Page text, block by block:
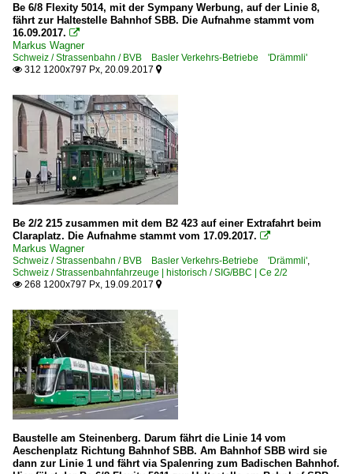
Be 6/8 Flexity 5014, mit der Sympany Werbung, auf der Linie 8,
fährt zur Haltestelle Bahnhof SBB. Die Aufnahme stammt vom
16.09.2017. 
Markus Wagner
Schweiz / Strassenbahn / BVB Basler Verkehrs-Betriebe 'Drämmli'
 312 1200x797 Px, 20.09.2017 
Be 2/2 215 zusammen mit dem B2 423 auf einer Extrafahrt beim
Claraplatz. Die Aufnahme stammt vom 17.09.2017. 
Markus Wagner
Schweiz / Strassenbahn / BVB Basler Verkehrs-Betriebe 'Drämmli'
Schweiz / Strassenbahnfahrzeuge | historisch / SIG/BBC | Ce 2/2
 268 1200x797 Px, 19.09.2017 
Baustelle am Steinenberg. Darum fährt die Linie 14 vom
Aeschenplatz Richtung Bahnhof SBB. Am Bahnhof SBB wird sie
dann zur Linie 1 und fährt via Spalenring zum Badischen Bahnhof.